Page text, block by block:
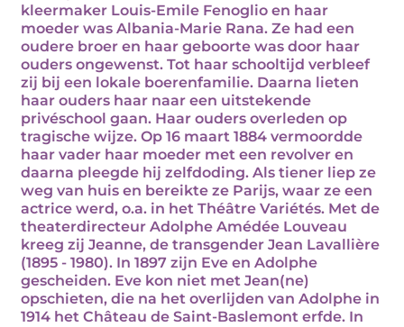
kleermaker Louis-Emile Fenoglio en haar
moeder was Albania-Marie Rana. Ze had een
oudere broer en haar geboorte was door haar
ouders ongewenst. Tot haar schooltijd verbleef
zij bij een lokale boerenfamilie. Daarna lieten
haar ouders haar naar een uitstekende
privéschool gaan. Haar ouders overleden op
tragische wijze. Op 16 maart 1884 vermoordde
haar vader haar moeder met een revolver en
daarna pleegde hij zelfdoding. Als tiener liep ze
weg van huis en bereikte ze Parijs, waar ze een
actrice werd, o.a. in het Théâtre Variétés. Met de
theaterdirecteur Adolphe Amédée Louveau
kreeg zij Jeanne, de transgender Jean Lavallière
(1895 - 1980). In 1897 zijn Eve en Adolphe
gescheiden. Eve kon niet met Jean(ne)
opschieten, die na het overlijden van Adolphe in
1914 het Château de Saint-Baslemont erfde. In